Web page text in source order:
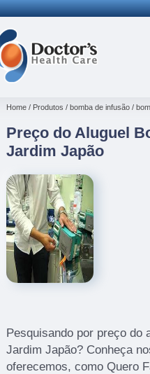
Home Produtos bomba de infusão
Preço do Aluguel
Jardim Japão
Pesquisando por preço do
Jardim Japão? Conheça
oferecemos, como Quero